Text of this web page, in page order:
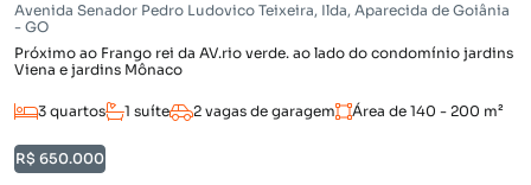
Avenida Senador Pedro Ludovico Teixeira, Ilda, Aparecida de Goiânia
- GO
Próximo ao Frango rei da AV.rio verde. ao lado do condomínio jardins
Viena e jardins Mônaco
3 quartos 1 suíte 2 vagas de garagem Área de 140 - 200 m²
R$ 650.000